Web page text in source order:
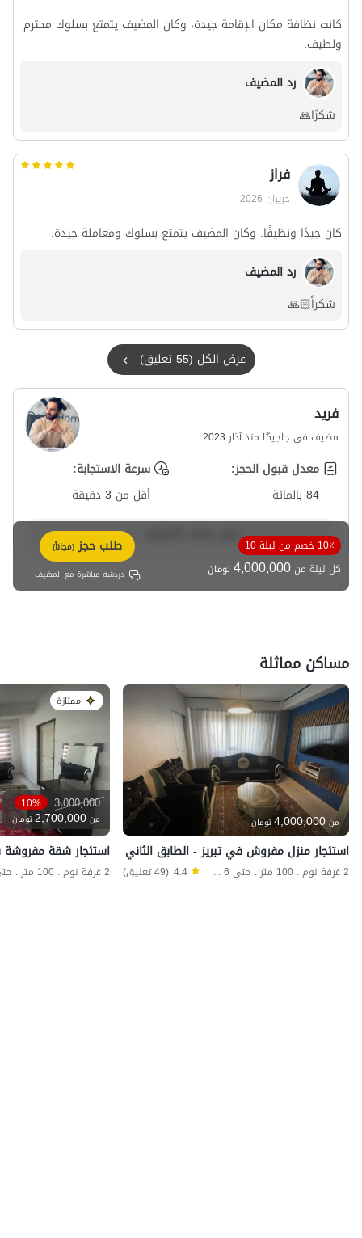
كانت نظافة مكان الإقامة جيدة، وكان المضيف يتمتع بسلوك محترم
ولطيف.
رد المضيف
شكرًا🙏
فراز
حزيران 2026
كان جيدًا ونظيفًا. وكان المضيف يتمتع بسلوك ومعاملة جيدة.
رد المضيف
شكراً🙏🏻
عرض الكل (55 تعليق)
فرید
مضيف في جاجیگا منذ آذار 2023
معدل قبول الحجز:
84 بالمائة
سرعة الاستجابة:
أقل من 3 دقيقة
عرض حساب المضيف
10٪ خصم من ليلة 10
كل ليلة من4,000,000تومان
طلب حجز (مجاناً)
دردشة مباشرة مع المضيف
مساكن مماثلة
من 4,000,000تومان
استئجار منزل مفروش في تبریز - الطابق الثاني
2 غرفة نوم . 100 متر . حتى 6 ضيف 4.4 (49 تعليق)
ممتازة
3,000,000
10%
من 2,700,000تومان
استئجار شقة مفروشة